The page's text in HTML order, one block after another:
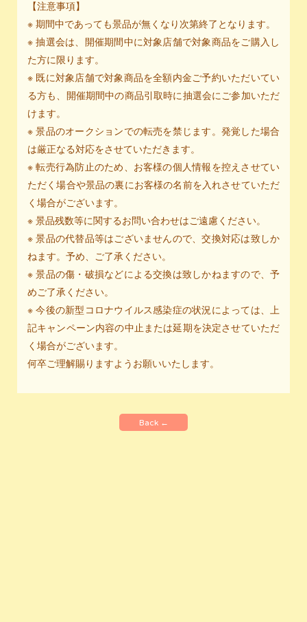
【注意事項】
※ 期間中であっても景品が無くなり次第終了となります。
※ 抽選会は、開催期間中に対象店舗で対象商品をご購入し
た方に限ります。
※ 既に対象店舗で対象商品を全額内金ご予約いただいてい
る方も、開催期間中の商品引取時に抽選会にご参加いただ
けます。
※ 景品のオークションでの転売を禁じます。発覚した場合
は厳正なる対応をさせていただきます。
※ 転売行為防止のため、お客様の個人情報を控えさせてい
ただく場合や景品の裏にお客様の名前を入れさせていただ
く場合がございます。
※ 景品残数等に関するお問い合わせはご遠慮ください。
※ 景品の代替品等はございませんので、交換対応は致しか
ねます。予め、ご了承ください。
※ 景品の傷・破損などによる交換は致しかねますので、予
めご了承ください。
※ 今後の新型コロナウイルス感染症の状況によっては、上
記キャンペーン内容の中止または延期を決定させていただ
く場合がございます。
何卒ご理解賜りますようお願いいたします。
Back ←